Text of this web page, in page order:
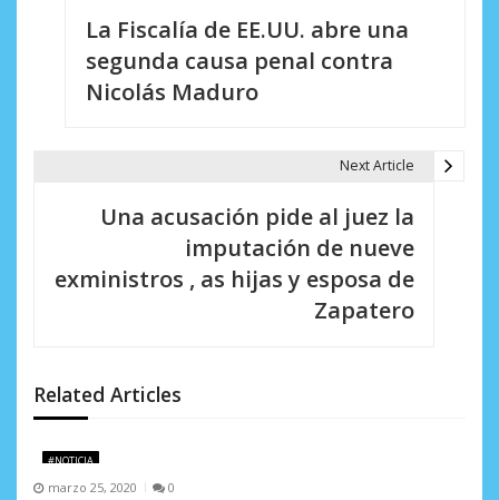
d
e
La Fiscalía de EE.UU. abre una
segunda causa penal contra
Nicolás Maduro
Next Article
Una acusación pide al juez la
imputación de nueve
exministros , as hijas y esposa de
Zapatero
Related Articles
#NOTICIA
marzo 25, 2020 0